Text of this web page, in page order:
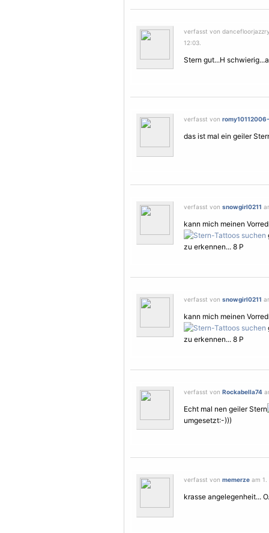
verfasst von
12:03.
Stern gut...H
verfasst von
das ist mal ein geiler
verfasst von snowgirl0211
kann mich meinen
zu erkennen... 8 P
verfasst von snowgirl0211
kann mich meinen
zu erkennen... 8 P
verfasst von Rockabella74
Echt mal nen geiler Stern
umgesetzt:-)))
verfasst von memerze am 1.
krasse angelegenheit...